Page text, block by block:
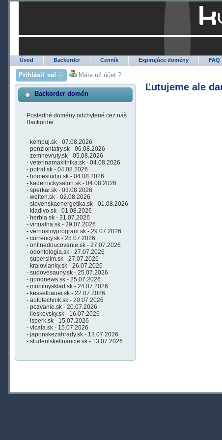
Úvod Backorder Cenník Expirujúce domény FAQ
Prihlásiť sa! Máte už účet ?
Backorder domén
Posledné domény odchytené cez náš
Backorder :
- kempuj.sk - 07.08.2026
- penziontatry.sk - 06.08.2026
- zemnevruty.sk - 05.08.2026
- veterinarnaklinika.sk - 04.08.2026
- potrat.sk - 04.08.2026
- homestudio.sk - 04.08.2026
- kadernickysalon.sk - 04.08.2026
- sperkar.sk - 03.08.2026
- welten.sk - 02.08.2026
- slovenskaenergetika.sk - 01.08.2026
- kladivo.sk - 01.08.2026
- herbia.sk - 31.07.2026
- virtualna.sk - 29.07.2026
- vernostnyprogram.sk - 29.07.2026
- currency.sk - 28.07.2026
- onlinedoucovanie.sk - 27.07.2026
- odontologia.sk - 27.07.2026
- superslim.sk - 27.07.2026
- kralovianky.sk - 26.07.2026
- sudovesauny.sk - 25.07.2026
- goodnews.sk - 25.07.2026
- mobilnysklad.sk - 24.07.2026
- kesselbauer.sk - 22.07.2026
- autotechnik.sk - 20.07.2026
- pozvanie.sk - 20.07.2026
- lieskovsky.sk - 16.07.2026
- isperk.sk - 15.07.2026
- vlcata.sk - 15.07.2026
- japonskezahrady.sk - 13.07.2026
- studentskefinancie.sk - 13.07.2026
Ľutujeme ale